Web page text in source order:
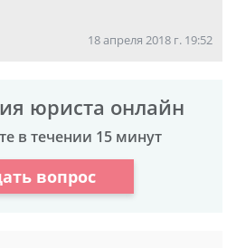
18 апреля 2018 г. 19:52
юриста онлайн
в течении 15 минут
вопрос